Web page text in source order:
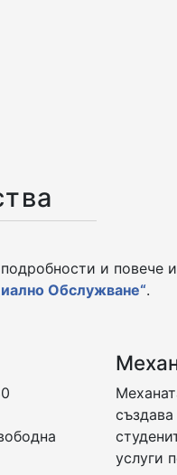
и
Обслужване“.
услуги